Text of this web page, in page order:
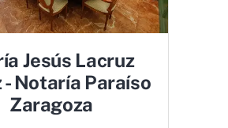
Jesús Lacruz
- Notaría Paraíso
Zaragoza